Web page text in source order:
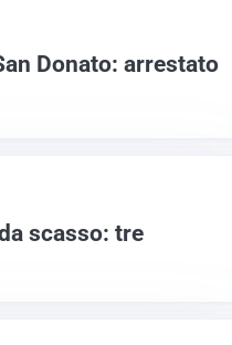
Donato: arrestato
scasso: tre